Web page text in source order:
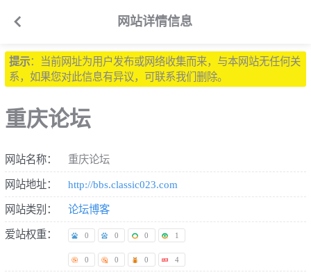
 网站详情信息
提示：当前网址为用户发布或网络收集而来，与本网站无任何关
系，如果您对此信息有异议，可联系我们删除。
重庆论坛
网站名称： 重庆论坛
网站地址： http://bbs.classic023.com
网站类别： 论坛博客
爱站权重： 0 0 0 1
0 0 0 4